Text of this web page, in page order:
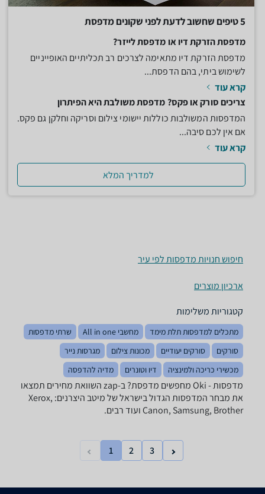
5 טיפים שחשוב לדעת לפני שקונים מדפסת
מדפסת הזרקת דיו או מדפסת לייזר?
מדפסת הזרקת דיו מתאימה לצרכים רב תכליתיים האופייניים
לשימוש ביתי, בהם הדפסת...
קרא עוד
צריכים סורק או פקס? מדפסת משולבת היא הפיתרון
המדפסות המשולבות כוללות יישומי צילום וסריקה וחלקן גם פקס.
אם אין לכם סיבה...
קרא עוד
למדריך המלא
חיפוש חנויות מדפסות לפי עיר
ארכיון מוצרים
קטגוריות משלימות
מתכלים למדפסות תלת מימד מחשבי All in one
שרתי מדפסות
סורקים
סורקים יעודיים מכונות צילום
מגרסות נייר
מכשירי כריכה ולמינציה
דיו וטונרים מדיה להדפסה
מדפסות - ‏Oki מחפשים מדפסת? ב-zap השוואת מחירים תמצאו
את מבחר המדפסות הגדול בישראל של מיטב היצרנים: Xerox,
Canon, Samsung, Brother ועוד רבים.
1 2 3